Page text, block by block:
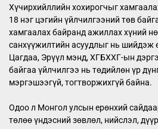
​Хүчирхийллийн хохирогчыг
18 нэг цэгийн үйлчилгээний төв
хамгаалах байранд ажиллах хүний
санхүүжилтийн асуудлыг нь шийдэж
Цагдаа, Эрүүл мэнд, ХГБХХГ-ын
байгаа үйлчилгээ нь төдийлөн үр
мэргэшээгүй, тогтворжихгүй байна.
Одоо л Монгол улсын ерөнхий
төлөө үндэсний зөвлөл, нийслэл,